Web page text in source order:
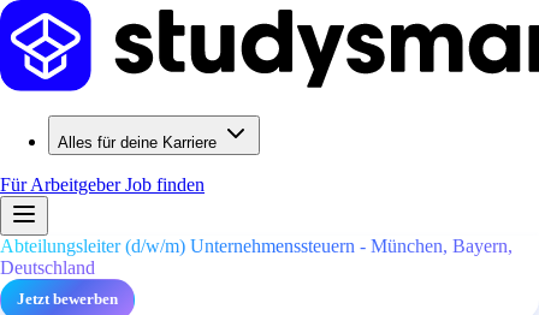
Alles für deine Karriere
Für ArbeitgeberJob finden
Abteilungsleiter (d/w/m) Unternehmenssteuern - München, Bayern,
Deutschland
Jetzt bewerben